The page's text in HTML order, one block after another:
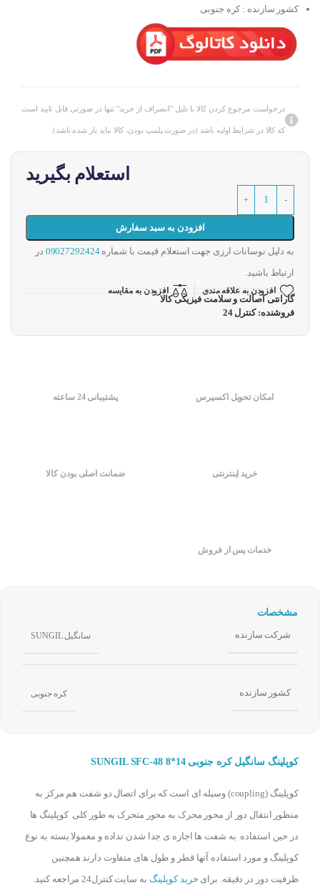
کشور سازنده : کره جنوبی
درخواست مرجوع کردن کالا با دلیل "انصراف از خرید" تنها در صورتی قابل تایید است
که کالا در شرایط اولیه باشد (در صورت پلمپ بودن، کالا نباید باز شده باشد).
استعلام بگیرید
افزودن به سبد سفارش
به دلیل نوسانات ارزی جهت استعلام قیمت با شماره09027292424 در
ارتباط باشید.
افزودن به علاقه مندی افزودن به مقایسه
گارانتی اصالت و سلامت فیزیکی کالا
فروشنده: کنترل 24
امکان تحویل اکسپرس پشتیبانی 24 ساعته
خرید اینترنتی ضمانت اصلی بودن کالا
خدمات پس از فروش
مشخصات
شرکت سازنده سانگیل SUNGIL
کشور سازنده کره جنوبی
کوپلینگ سانگیل کره جنوبی SUNGIL SFC-48 8*14
کوپلینگ (coupling) وسیله ای است که برای اتصال دو شفت هم مرکز به
منظور انتقال دور از محور محرک به محور متحرک به طور کلی کوپلینگ ها
در حین استفاده به شفت ها اجازه ی جدا شدن نداده و معمولا بسته به نوع
کوپلینگ و مورد استفاده آنها قطر و طول های متفاوت دارند همچنین
ظرفیت دور در دقیقه. برای خرید کوپلینگ به سایت کنترل24 مراجعه کنید.